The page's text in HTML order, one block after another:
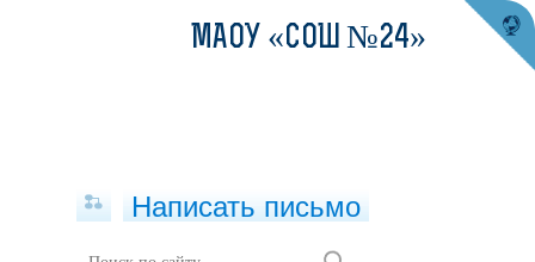
МАОУ «СОШ №24»
Написать письмо